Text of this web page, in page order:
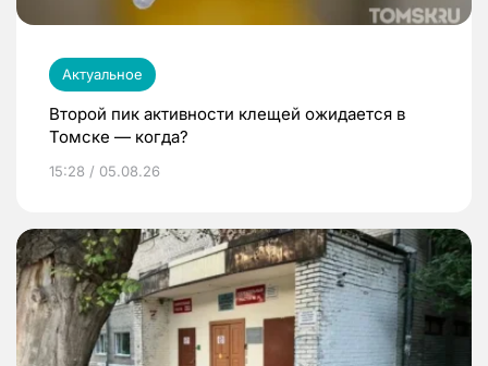
Актуальное
Второй пик активности клещей ожидается в
Томске — когда?
15:28 / 05.08.26